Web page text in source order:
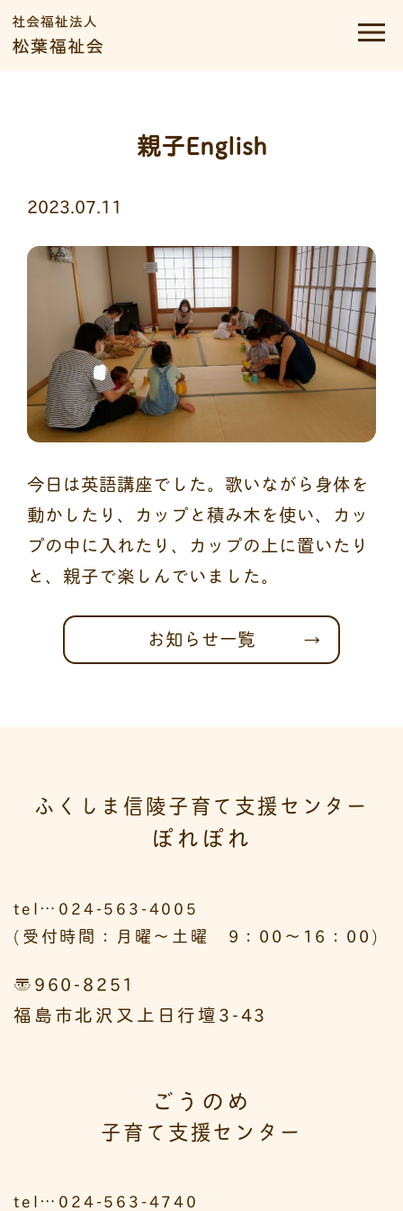
親子English
2023.07.11
今日は英語講座でした。歌いながら身体を
動かしたり、カップと積み木を使い、カッ
プの中に入れたり、カップの上に置いたり
と、親子で楽しんでいました。
お知らせ一覧
ふくしま信陵子育て支援センター
ぽれぽれ
tel…024-563-4005
(受付時間：月曜～土曜 9：00～16：00)
〒960-8251
福島市北沢又上日行壇3-43
ごうのめ
子育て支援センター
tel…024-563-4740